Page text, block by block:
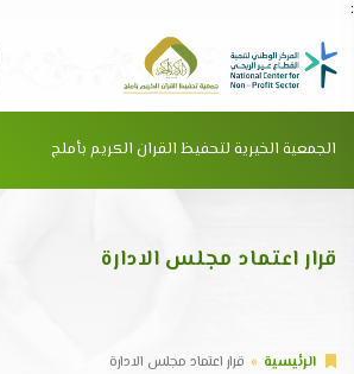
:
الجمعية الخيرية لتحفيظ القران الكريم بأملج
قرار اعتماد مجلس الادارة
الرئيسية قرار اعتماد مجلس الادارة